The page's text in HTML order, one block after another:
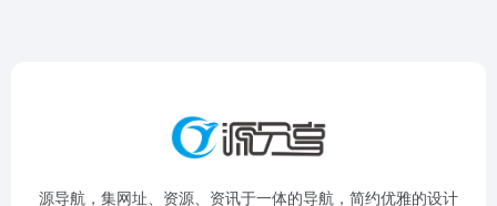
源导航，集网址、资源、资讯于一体的导航，简约优雅的设计